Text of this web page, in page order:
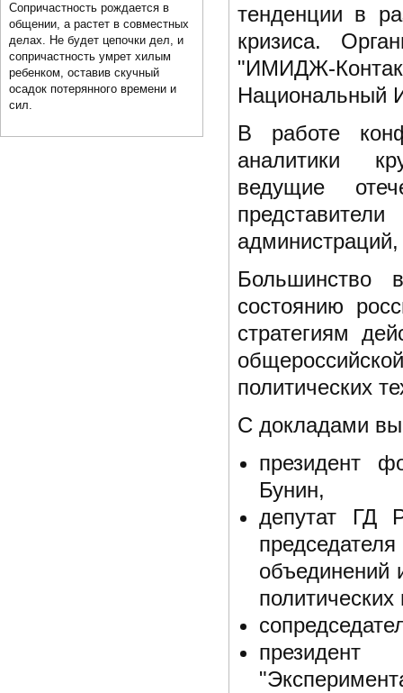
Сопричастность рождается в
общении, а растет в совместных
делах. Не будет цепочки дел, и
сопричастность умрет хилым
ребенком, оставив скучный
осадок потерянного времени и
сил.
тенденции в
кризиса.
"ИМИДЖ-
Национальный
В работе
аналитики
ведущие
Большинство
состоянию
стратегиям
политических
С докладами
президент
Бунин,
депутат ГД
объединений
президент